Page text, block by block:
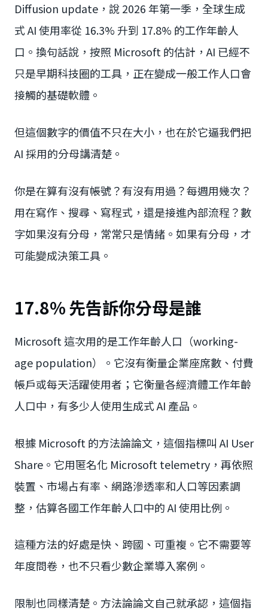
Diffusion update，說 2026 年第一季，全球生成
式 AI 使用率從 16.3% 升到 17.8% 的工作年齡人
口。換句話說，按照 Microsoft 的估計，AI 已經不
只是早期科技圈的工具，正在變成一般工作人口會
接觸的基礎軟體。
但這個數字的價值不只在大小，也在於它逼我們把
AI 採用的分母講清楚。
你是在算有沒有帳號？有沒有用過？每週用幾次？
用在寫作、搜尋、寫程式，還是接進內部流程？數
字如果沒有分母，常常只是情緒。如果有分母，才
可能變成決策工具。
17.8% 先告訴你分母是誰
Microsoft 這次用的是工作年齡人口（working-
age population）。它沒有衡量企業座席數、付費
帳戶或每天活躍使用者；它衡量各經濟體工作年齡
人口中，有多少人使用生成式 AI 產品。
根據 Microsoft 的方法論論文，這個指標叫 AI User
Share。它用匿名化 Microsoft telemetry，再依照
裝置、市場占有率、網路滲透率和人口等因素調
整，估算各國工作年齡人口中的 AI 使用比例。
這種方法的好處是快、跨國、可重複。它不需要等
年度問卷，也不只看少數企業導入案例。
限制也同樣清楚。方法論論文自己就承認，這個指